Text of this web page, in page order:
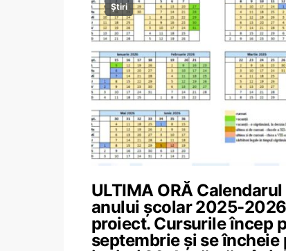
Știri
ULTIMA ORĂ Calendarul
anului școlar 2025-
proiect. Cursurile încep
septembrie și se încheie